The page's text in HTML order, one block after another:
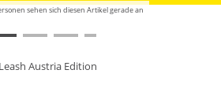
sehen sich diesen Artikel gerade an
Austria Edition